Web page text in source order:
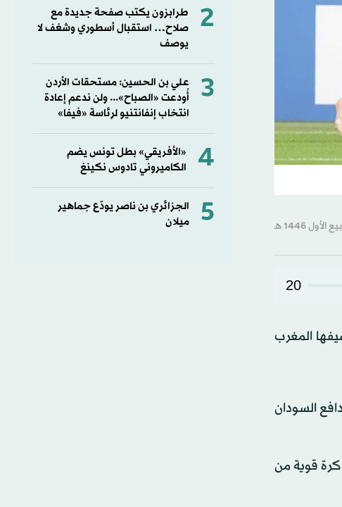
20
المغرب
السودان
قوية من
2
طرابزون يكتب صفحة جديدة مع
صلاح… استقبال أسطوري وشغف لا
يوصف
3
علي بن الحسين: مستحقات الأردن
أُودعت «الصباح»... ولن ندعم إعادة
انتخاب إنفانتنيو لرئاسة «فيفا»
4
«الأفريقي» بطل تونس يضم
الكاميروني تادوس نكينغ
5
الجزائري بن ناصر يودّع جماهير
ميلان